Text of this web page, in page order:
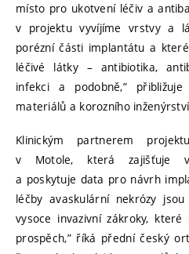
místo pro ukotvení léčiv a
v projektu vyvíjíme vrstvy a
porézní části implantátu a
léčivé látky – antibiotika,
infekci a podobně,”
materiálů a korozního
Klinickým partnerem
v Motole, která zajišťuje
a poskytuje data pro návrh
léčby avaskulární nekrózy
vysoce invazivní zákroky,
prospěch,” říká přední český